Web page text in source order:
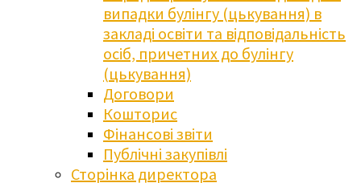
випадки булінгу (цькування) в
закладі освіти та відповідальність
осіб, причетних до булінгу
(цькування)
Договори
Кошторис
Фінансові звіти
Публічні закупівлі
Сторінка директора